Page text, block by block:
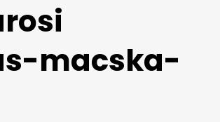
macska-